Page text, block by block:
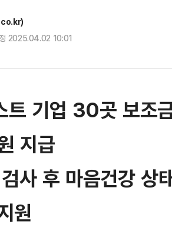
2025.04.02 10:01
트 기업 30곳 보
지급
사 후 마음건강
원